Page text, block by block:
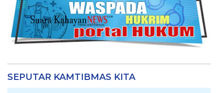
SEPUTAR KAMTIBMAS KITA